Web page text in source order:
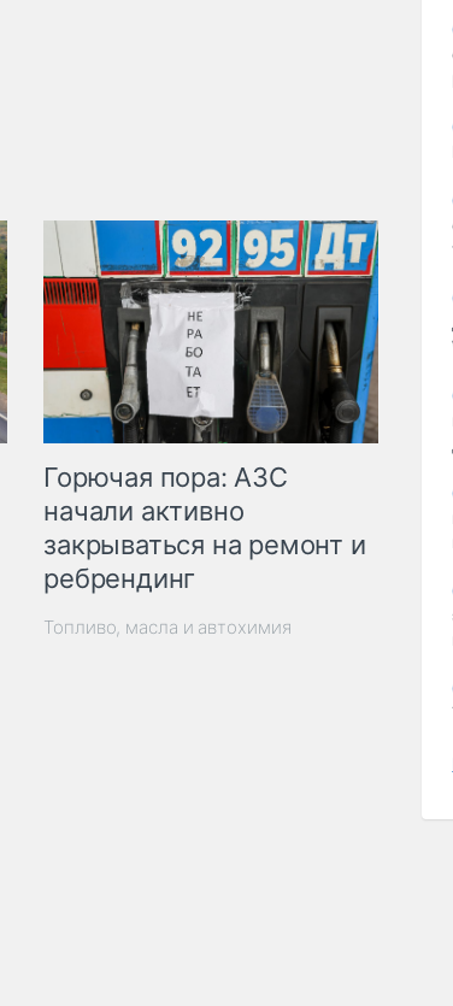
Горючая пора: АЗС
начали активно
закрываться на ремонт и
ребрендинг
Топливо, масла и автохимия